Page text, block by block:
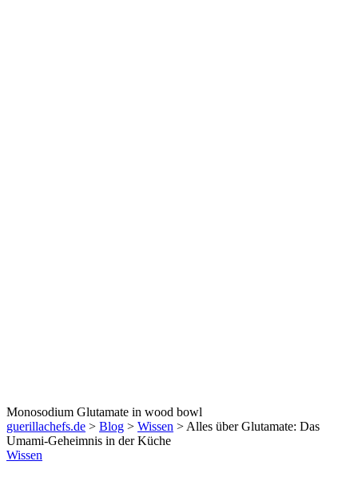
Monosodium Glutamate in wood bowl
guerillachefs.de > Blog > Wissen > Alles über Glutamate: Das
Umami-Geheimnis in der Küche
Wissen